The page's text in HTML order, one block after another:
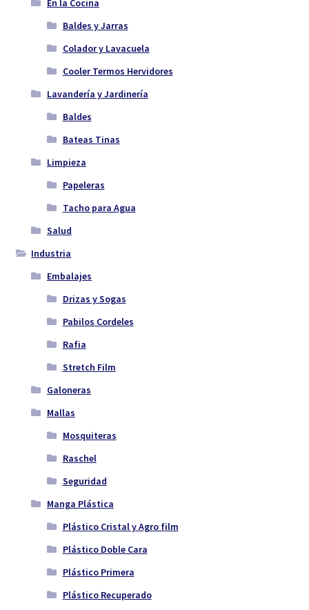
En la Cocina
Baldes y Jarras
Colador y Lavacuela
Cooler Termos Hervidores
Lavandería y Jardinería
Baldes
Bateas Tinas
Limpieza
Papeleras
Tacho para Agua
Salud
Industria
Embalajes
Drizas y Sogas
Pabilos Cordeles
Rafia
Stretch Film
Galoneras
Mallas
Mosquiteras
Raschel
Seguridad
Manga Plástica
Plástico Cristal y Agro film
Plástico Doble Cara
Plástico Primera
Plástico Recuperado